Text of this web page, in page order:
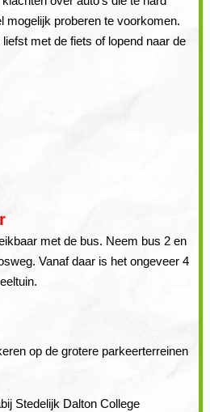
mogelijk proberen te voorkomen.
met de fiets of lopend naar de
met de bus. Neem bus 2 en
Vanaf daar is het ongeveer 4
op de grotere parkeerterreinen
Stedelijk Dalton College